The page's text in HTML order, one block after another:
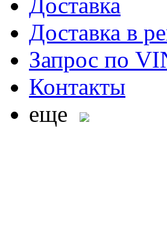
Доставка в
Запрос по
Контакты
еще